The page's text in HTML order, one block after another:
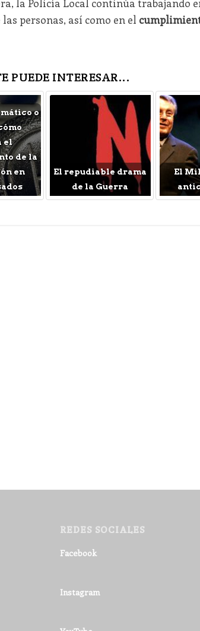
la Policía Local continúa trabajando
personas, así como en el
PUEDE INTERESAR...
o
el
de la
en
El repudiable drama
de la Guerra
El
REDES SOCIALES
Facebook
Instagram